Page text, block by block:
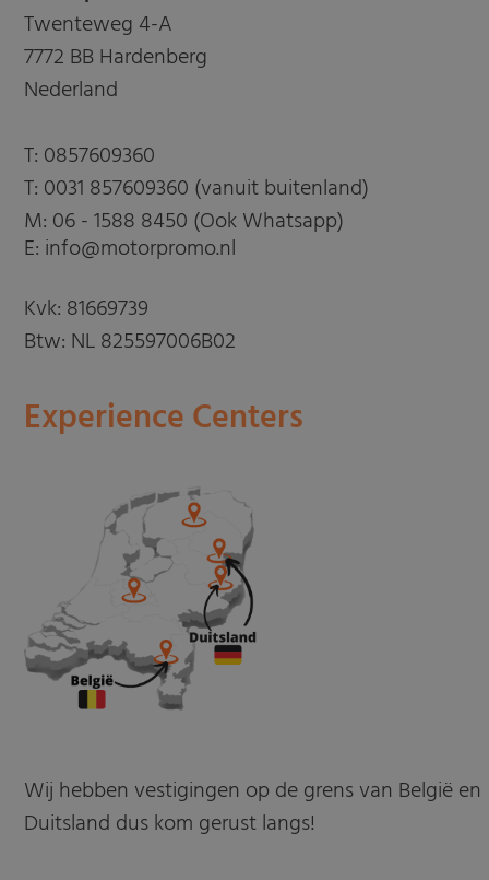
Twenteweg 4-A
7772 BB Hardenberg
Nederland
T: 0857609360
T: 0031 857609360 (vanuit buitenland)
M: 06 - 1588 8450 (Ook Whatsapp)
E: info@motorpromo.nl
Kvk: 81669739
Btw: NL 825597006B02
Experience Centers
Wij hebben vestigingen op de grens van België en
Duitsland dus kom gerust langs!